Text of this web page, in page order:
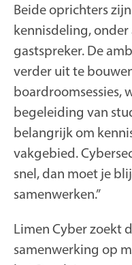
Beide oprichters
kennisdeling, onder
gastspreker. De
verder uit te
boardroomsessies,
begeleiding van
belangrijk om
vakgebied.
snel, dan moet je
samenwerken.”
Limen Cyber zoekt
samenwerking op